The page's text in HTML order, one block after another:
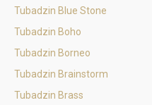
Tubadzin Blue Stone
Tubadzin Boho
Tubadzin Borneo
Tubadzin Brainstorm
Tubadzin Brass